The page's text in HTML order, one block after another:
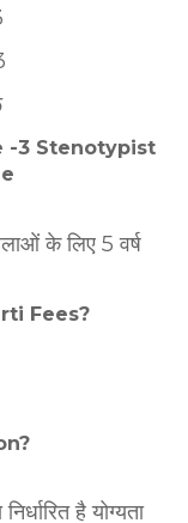
-3 Stenotypist
के लिए 5 वर्ष
Fees?
है योग्यता